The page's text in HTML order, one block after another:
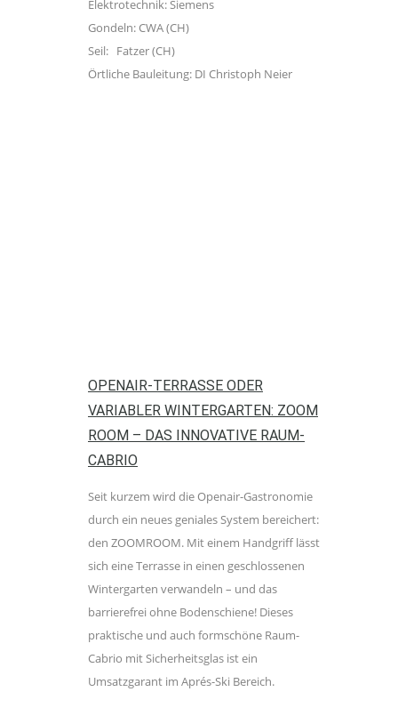
Elektrotechnik: Siemens
Gondeln: CWA (CH)
Seil: Fatzer (CH)
Örtliche Bauleitung: DI Christoph Neier
OPENAIR-TERRASSE ODER
VARIABLER WINTERGARTEN: ZOOM
ROOM – DAS INNOVATIVE RAUM-
CABRIO
Seit kurzem wird die Openair-Gastronomie
durch ein neues geniales System bereichert:
den ZOOMROOM. Mit einem Handgriff lässt
sich eine Terrasse in einen geschlossenen
Wintergarten verwandeln – und das
barrierefrei ohne Bodenschiene! Dieses
praktische und auch formschöne Raum-
Cabrio mit Sicherheitsglas ist ein
Umsatzgarant im Aprés-Ski Bereich.